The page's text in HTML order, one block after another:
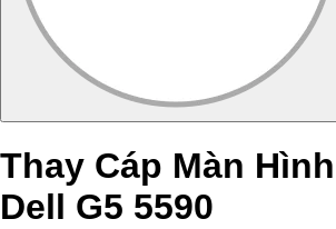
Thay Cáp Màn
Dell G5 5590